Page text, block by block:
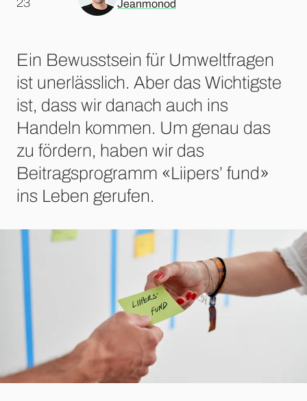
Jeanmonod
Ein Bewusstsein für Umweltfragen
ist unerlässlich. Aber das Wichtigste
ist, dass wir danach auch ins
Handeln kommen. Um genau das
zu fördern, haben wir das
Beitragsprogramm «Liipers’ fund»
ins Leben gerufen.